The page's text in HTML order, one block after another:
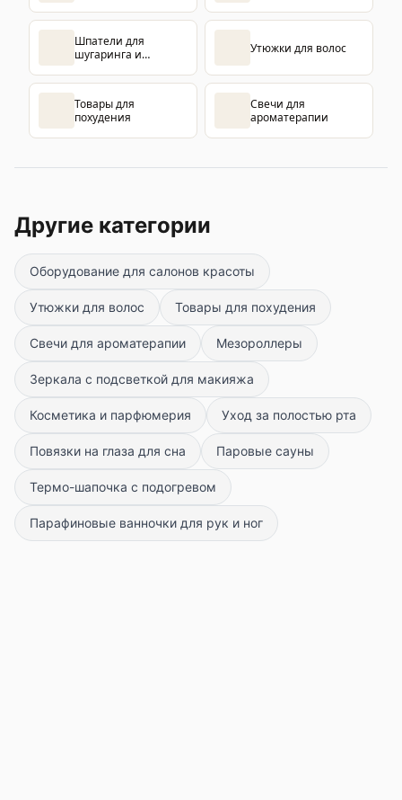
Шпатели для
шугаринга и
Утюжки для волос
Товары для
похудения
Свечи для
ароматерапии
Другие категории
Оборудование для салонов красоты
Утюжки для волос Товары для похудения
Свечи для ароматерапии Мезороллеры
Зеркала с подсветкой для макияжа
Косметика и парфюмерия Уход за полостью рта
Повязки на глаза для сна Паровые сауны
Термо-шапочка с подогревом
Парафиновые ванночки для рук и ног